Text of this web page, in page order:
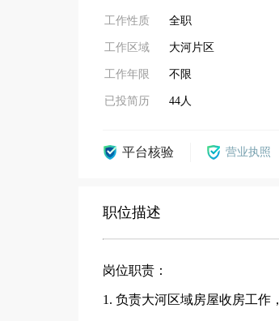
工作性质 全职
工作区域 大河片区
工作年限 不限
已投简历 44人
平台核验 营业执照
职位描述
岗位职责：
1. 负责大河区域房屋收房工作